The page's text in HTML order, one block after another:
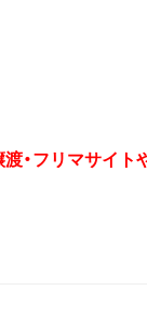
渡・フリマサイ